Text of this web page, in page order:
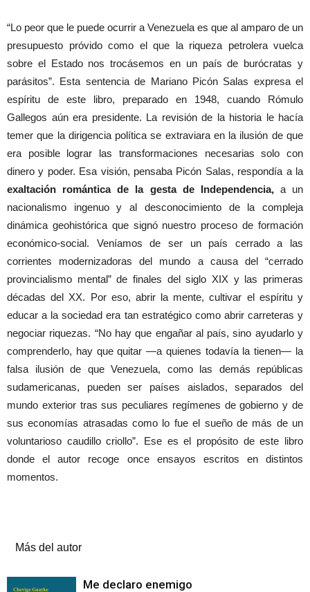
“Lo peor que le puede ocurrir a Venezuela es que al amparo de un
presupuesto próvido como el que la riqueza petrolera vuelca
sobre el Estado nos trocásemos en un país de burócratas y
parásitos”. Esta sentencia de Mariano Picón Salas expresa el
espíritu de este libro, preparado en 1948, cuando Rómulo
Gallegos aún era presidente. La revisión de la historia le hacía
temer que la dirigencia política se extraviara en la ilusión de que
era posible lograr las transformaciones necesarias solo con
dinero y poder. Esa visión, pensaba Picón Salas, respondía a la
exaltación romántica de la gesta de Independencia,a un
nacionalismo ingenuo y al desconocimiento de la compleja
dinámica geohistórica que signó nuestro proceso de formación
económico-social. Veníamos de ser un país cerrado a las
corrientes modernizadoras del mundo a causa del “cerrado
provincialismo mental” de finales del siglo XIX y las primeras
décadas del XX. Por eso, abrir la mente, cultivar el espíritu y
educar a la sociedad era tan estratégico como abrir carreteras y
negociar riquezas. “No hay que engañar al país, sino ayudarlo y
comprenderlo, hay que quitar —a quienes todavía la tienen— la
falsa ilusión de que Venezuela, como las demás repúblicas
sudamericanas, pueden ser países aislados, separados del
mundo exterior tras sus peculiares regímenes de gobierno y de
sus economías atrasadas como lo fue el sueño de más de un
voluntarioso caudillo criollo”. Ese es el propósito de este libro
donde el autor recoge once ensayos escritos en distintos
momentos.
Más del autor
Me declaro enemigo